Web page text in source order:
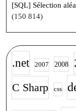
[SQL] Sélection
(150 814)
.net 2007 2008
C Sharp
css